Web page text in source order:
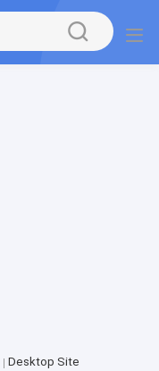
Desktop Site